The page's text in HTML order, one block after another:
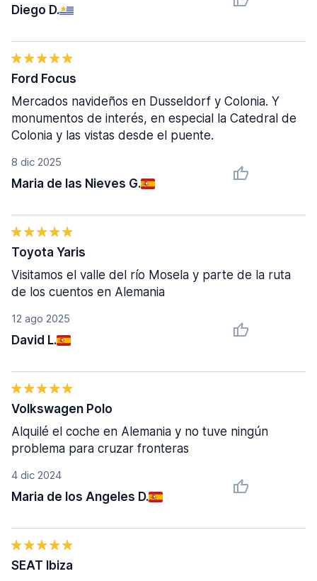
Diego D.
8 dic 2025
Maria de las Nieves G.
Ford Focus
Mercados navideños en Dusseldorf y Colonia. Y
monumentos de interés, en especial la Catedral de
Colonia y las vistas desde el puente.
12 ago 2025
David L.
Toyota Yaris
Visitamos el valle del río Mosela y parte de la ruta
de los cuentos en Alemania
4 dic 2024
Maria de los Angeles D.
Volkswagen Polo
Alquilé el coche en Alemania y no tuve ningún
problema para cruzar fronteras
SEAT Ibiza